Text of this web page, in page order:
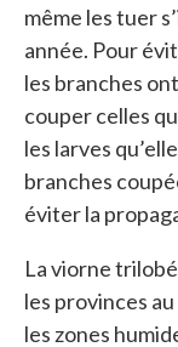
même les tuer
année. Pour
les branches
couper celles
les larves
branches
éviter la
La viorne
les provinces
les zones